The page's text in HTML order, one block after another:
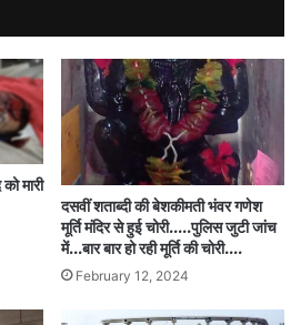
मारी
दसवीं शताब्दी की बेशकीमती भंवर गणेश
मूर्ति मंदिर से हुई चोरी…..पुलिस जुटी जांच
में…बार बार हो रही मूर्ति की चोरी….
February 12, 2024